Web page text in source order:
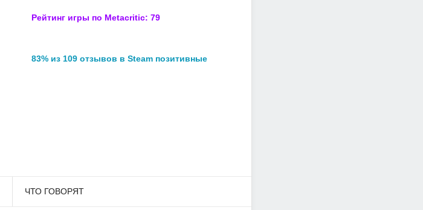
Рейтинг игры по Metacritic: 79
83% из 109 отзывов в Steam позитивные
ЧТО ГОВОРЯТ